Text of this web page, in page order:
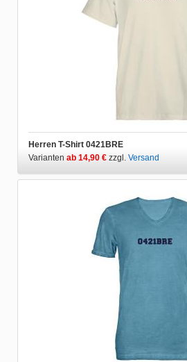
Herren T-Shirt 0421BRE
Varianten ab 14,90 € zzgl. Versand